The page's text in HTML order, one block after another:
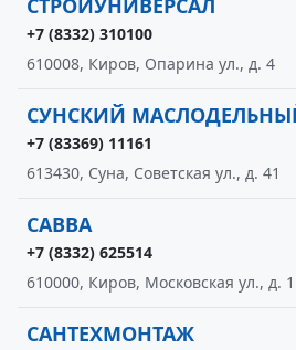
СТРОЙУНИВЕРСАЛ
+7 (8332) 310100
610008, Киров, Опарина ул., д. 4
СУНСКИЙ
+7 (83369) 11161
613430, Суна, Советская ул., д. 41
САВВА
+7 (8332) 625514
610000, Киров, Московская ул., д. 1
САНТЕХМОНТАЖ